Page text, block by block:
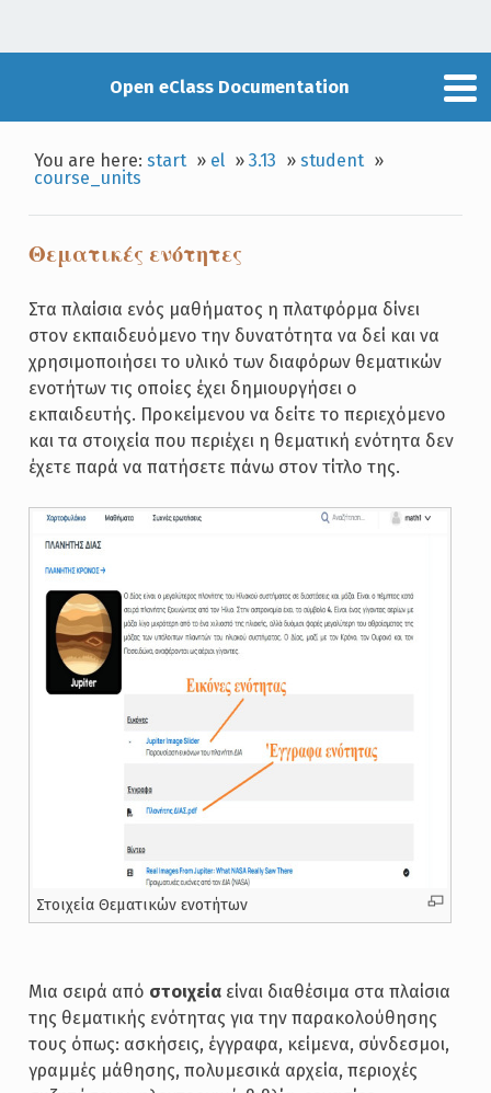
Open eClass Documentation
You are here:start » el »3.13 »student »
course_units
Θεματικές ενότητες
Στα πλαίσια ενός μαθήματος η πλατφόρμα δίνει
στον εκπαιδευόμενο την δυνατότητα να δεί και να
χρησιμοποιήσει το υλικό των διαφόρων θεματικών
ενοτήτων τις οποίες έχει δημιουργήσει ο
εκπαιδευτής. Προκείμενου να δείτε το περιεχόμενο
και τα στοιχεία που περιέχει η θεματική ενότητα δεν
έχετε παρά να πατήσετε πάνω στον τίτλο της.
Στοιχεία Θεματικών ενοτήτων
Μια σειρά από στοιχείαείναι διαθέσιμα στα πλαίσια
της θεματικής ενότητας για την παρακολούθησης
τους όπως: ασκήσεις, έγγραφα, κείμενα, σύνδεσμοι,
γραμμές μάθησης, πολυμεσικά αρχεία, περιοχές